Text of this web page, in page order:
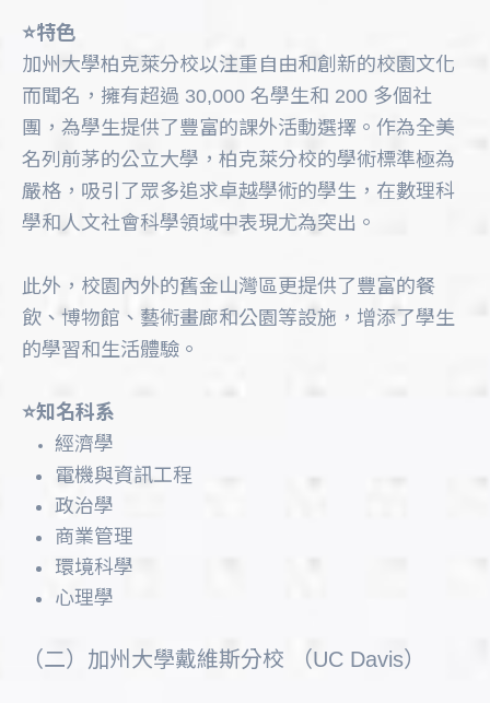
⭐️特色
加州大學柏克萊分校以注重自由和創新的校園文化
而聞名，擁有超過 30,000 名學生和 200 多個社
團，為學生提供了豐富的課外活動選擇。作為全美
名列前茅的公立大學，柏克萊分校的學術標準極為
嚴格，吸引了眾多追求卓越學術的學生，在數理科
學和人文社會科學領域中表現尤為突出。
此外，校園內外的舊金山灣區更提供了豐富的餐
飲、博物館、藝術畫廊和公園等設施，增添了學生
的學習和生活體驗。
⭐️知名科系
經濟學
電機與資訊工程
政治學
商業管理
環境科學
心理學
（二）加州大學戴維斯分校 （UC Davis）